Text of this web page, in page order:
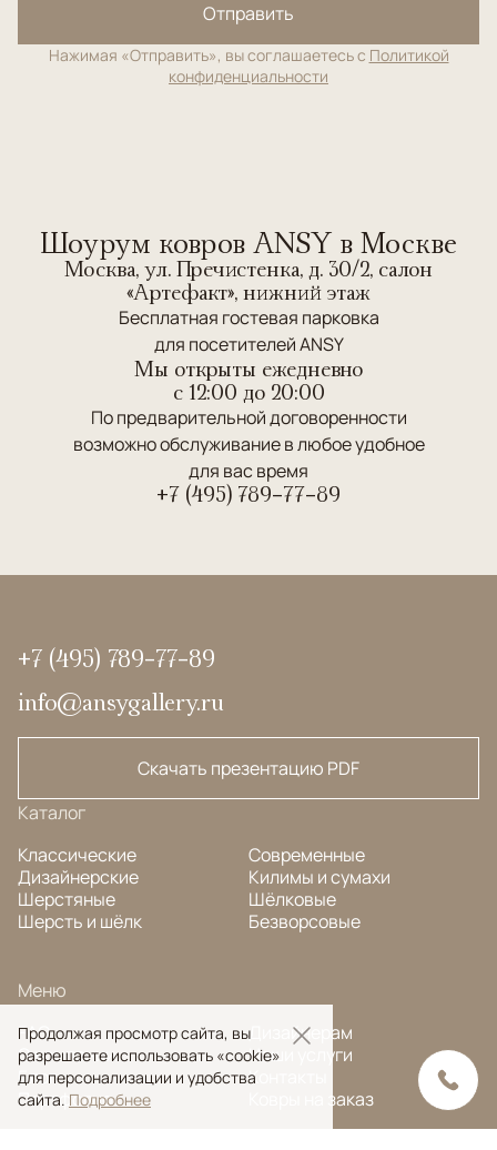
Отправить
Нажимая «Отправить», вы соглашаетесь с Политикой
конфиденциальности
Шоурум ковров ANSY в Москве
Москва, ул. Пречистенка, д. 30/2, салон
«Артефакт», нижний этаж
Бесплатная гостевая парковка
для посетителей ANSY
Мы открыты ежедневно
c 12:00 до 20:00
По предварительной договоренности
возможно обслуживание в любое удобное
для вас время
+7 (495) 789-77-89
+7 (495) 789-77-89
info@ansygallery.ru
Скачать презентацию PDF
Каталог
Классические
Дизайнерские
Шерстяные
Шерсть и шёлк
Современные
Килимы и сумахи
Шёлковые
Безворсовые
Меню
FAQ
О компании
Блог
Портфолио
Дизайнерам
Наши услуги
Контакты
Ковры на заказ
Продолжая просмотр сайта, вы
разрешаете использовать «cookie»
для персонализации и удобства
сайта. Подробнее